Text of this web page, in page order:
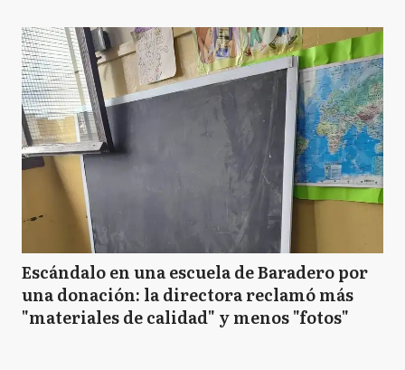
Escándalo en una escuela de Baradero por
una donación: la directora reclamó más
"materiales de calidad" y menos "fotos"